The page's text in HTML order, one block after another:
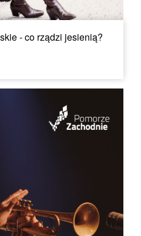
- co rządzi jesienią?